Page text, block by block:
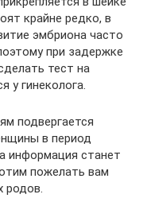
крайне редко, в
эмбриона часто
при задержке
тест на
у гинеколога.
подвергается
в период
информация станет
пожелать вам
родов.